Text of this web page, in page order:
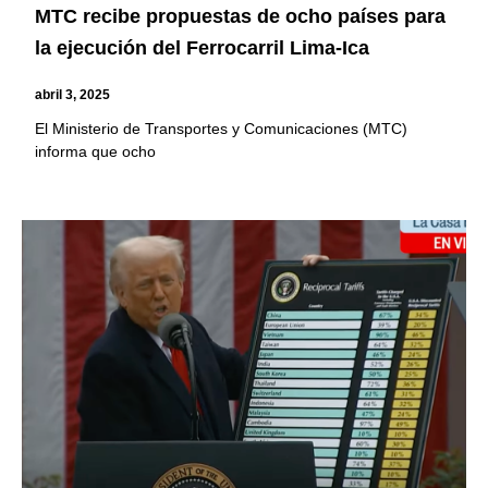
MTC recibe propuestas de ocho países para
la ejecución del Ferrocarril Lima-Ica
abril 3, 2025
El Ministerio de Transportes y Comunicaciones (MTC)
informa que ocho